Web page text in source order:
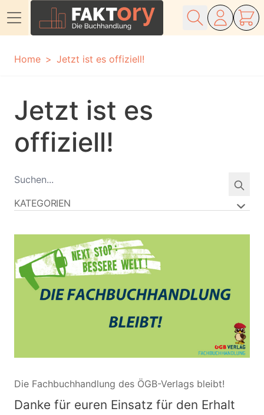
Home
Jetzt ist es offiziell!
Jetzt ist es
offiziell!
KATEGORIEN
Die Fachbuchhandlung des ÖGB-Verlags bleibt!
Danke für euren Einsatz für den Erhalt